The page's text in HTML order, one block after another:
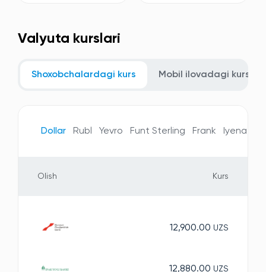
Valyuta kurslari
Shoxobchalardagi kurs Mobil ilovadagi kurs
Dollar Rubl Yevro Funt Sterling Frank Iyena
Olish Kurs
12,900.00 UZS
12,880.00 UZS